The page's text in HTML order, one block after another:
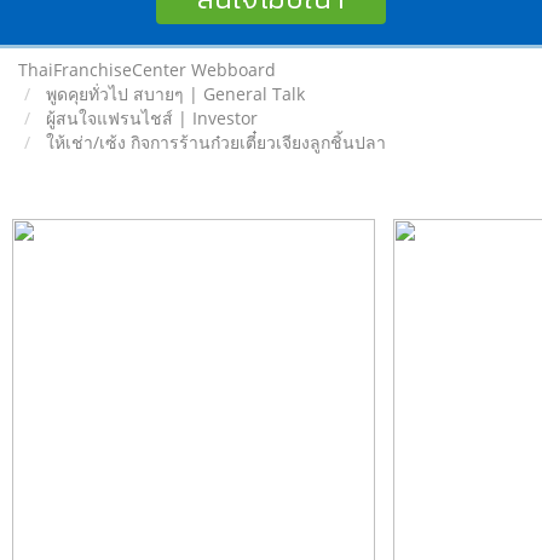
ThaiFranchiseCenter Webboard
พูดคุยทั่วไป สบายๆ | General Talk
ผู้สนใจแฟรนไชส์ | Investor
ให้เช่า/เซ้ง กิจการร้านก๋วยเตี๋ยวเจียงลูกชิ้นปลา